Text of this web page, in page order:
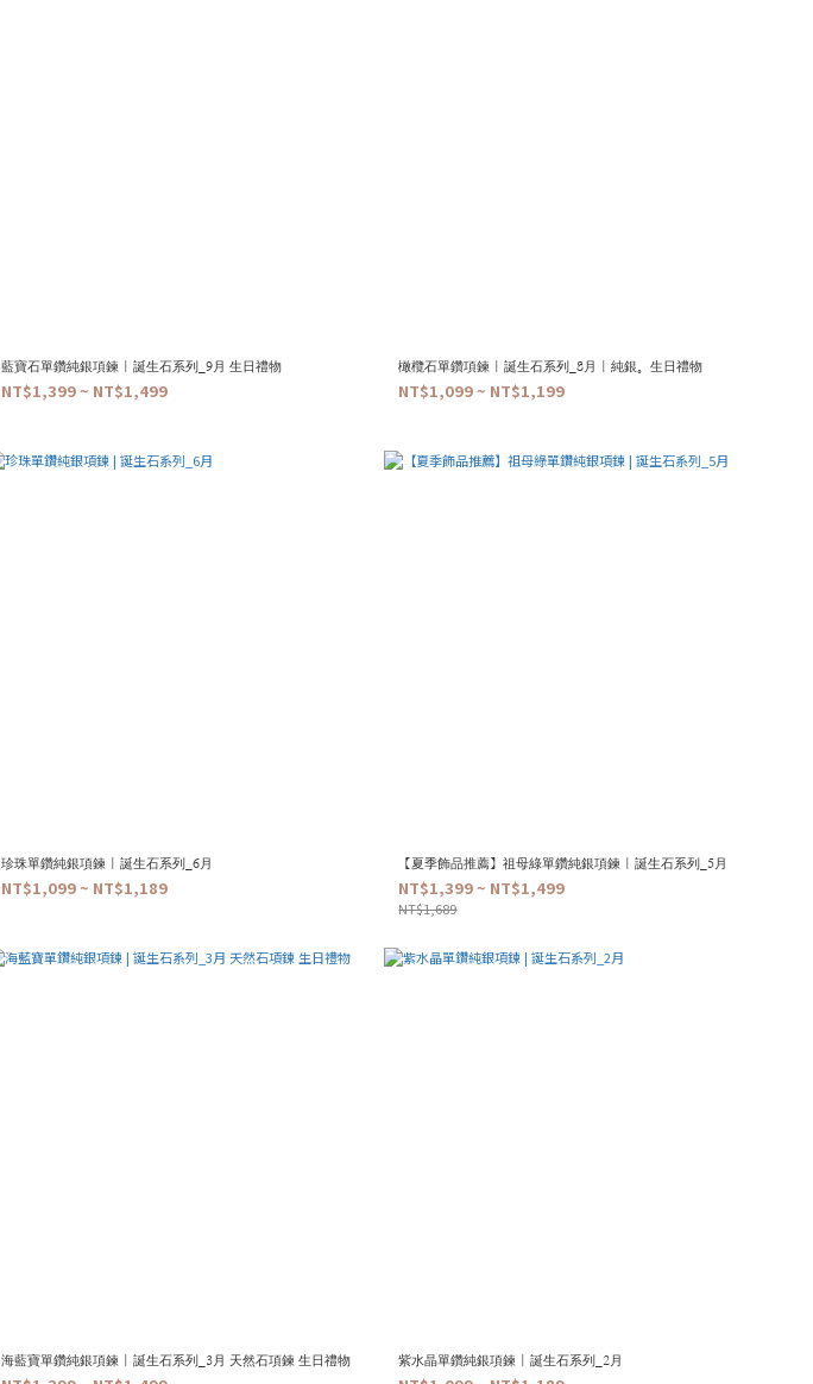
藍寶石單鑽純銀項鍊 | 誕生石系列_9月 生日禮物
NT$1,399 ~ NT$1,499
橄欖石單鑽項鍊 | 誕生石系列_8月 | 純銀。生日禮物
NT$1,099 ~ NT$1,199
珍珠單鑽純銀項鍊 | 誕生石系列_6月
NT$1,099 ~ NT$1,189
【夏季飾品推薦】祖母綠單鑽純銀項鍊 | 誕生石系列_5月
NT$1,399 ~ NT$1,499
NT$1,689
海藍寶單鑽純銀項鍊 | 誕生石系列_3月 天然石項鍊 生日禮物 紫水晶單鑽純銀項鍊 | 誕生石系列_2月